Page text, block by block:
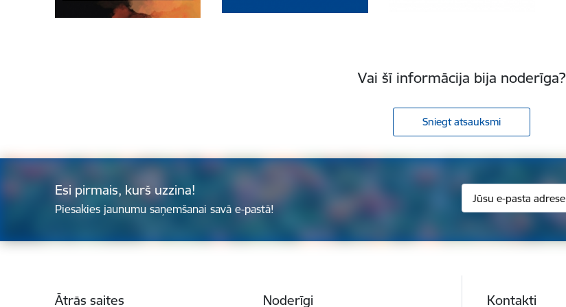
Vai šī informācija bija noderīga?
Sniegt atsauksmi
Esi pirmais, kurš uzzina!
Piesakies jaunumu saņemšanai savā e-pastā!
Ātrās saites Noderīgi Kontakti